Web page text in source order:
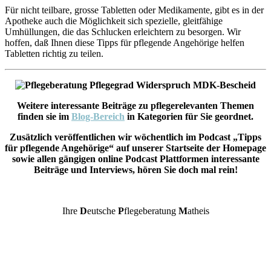
Für nicht teilbare, grosse Tabletten oder Medikamente, gibt es in der
Apotheke auch die Möglichkeit sich spezielle, gleitfähige
Umhüllungen, die das Schlucken erleichtern zu besorgen. Wir
hoffen, daß Ihnen diese Tipps für pflegende Angehörige helfen
Tabletten richtig zu teilen.
Weitere interessante Beiträge zu pflegerelevanten Themen
finden sie im Blog-Bereich in Kategorien für Sie geordnet.
Zusätzlich veröffentlichen wir wöchentlich im Podcast „Tipps
für pflegende Angehörige“ auf unserer Startseite der Homepage
sowie allen gängigen online Podcast Plattformen interessante
Beiträge und Interviews, hören Sie doch mal rein!
Ihre Deutsche Pflegeberatung Matheis